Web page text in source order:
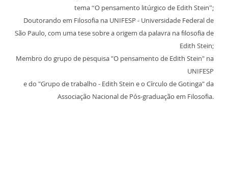
tema “O pensamento litúrgico de Edith Stein”;
Doutorando em Filosofia na UNIFESP - Universidade Federal de
São Paulo, com uma tese sobre a origem da palavra na filosofia de
Edith Stein;
Membro do grupo de pesquisa "O pensamento de Edith Stein" na
UNIFESP
e do "Grupo de trabalho - Edith Stein e o Círculo de Gotinga" da
Associação Nacional de Pós-graduação em Filosofia.